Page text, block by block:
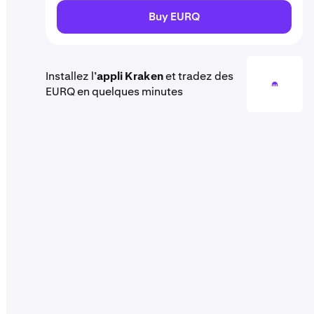
Buy EURQ
Installez l’appli Krakenet tradez des
EURQ en quelques minutes